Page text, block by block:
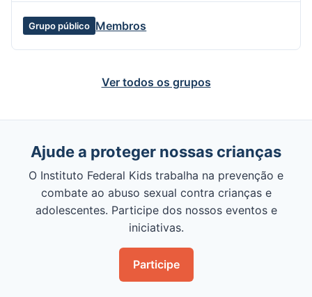
Grupo público Membros
Ver todos os grupos
Ajude a proteger nossas crianças
O Instituto Federal Kids trabalha na prevenção e
combate ao abuso sexual contra crianças e
adolescentes. Participe dos nossos eventos e
iniciativas.
Participe